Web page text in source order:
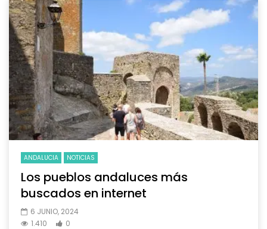
ANDALUCIA NOTICIAS
Los pueblos andaluces más
buscados en internet
6 JUNIO, 2024
1.410
0